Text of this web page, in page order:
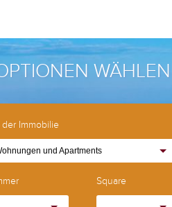
WÄHLEN
der Immobilie
und Apartments
Square